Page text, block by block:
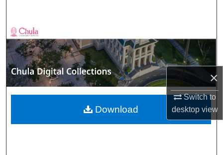
×
Switch to
desktopview
Browse Collections
My Account
About
Digital Commons Network™
Download